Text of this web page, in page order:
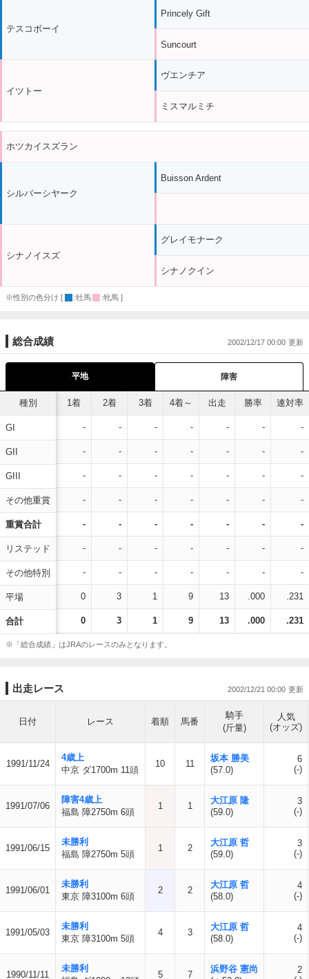
テスコボーイ
イツトー
Princely Gift
Suncourt
ヴエンチア
ミスマルミチ
ホツカイスズラン
シルバーシヤーク
シナノイスズ
Buisson Ardent
グレイモナーク
シナノクイン
※性別の色分け [ :牡馬 :牝馬 ]
総合成績 2002/12/17 00:00
平地 障害
種別
GI
GII
GIII
その他重賞
重賞合計
リステッド
その他特別
平場
合計
1着 2着 3着 4着～ 出走 勝率 連対率
- - - - - - -
- - - - - - -
- - - - - - -
- - - - - - -
- - - - - - -
- - - - - - -
- - - - - - -
0 3 1 9 13 .000 .231
0 3 1 9 13 .000 .231
※「総合成績」はJRAのレースのみとなります。
出走レース 2002/12/21 00:00
日付 レース 着順 馬番
騎手
(斤量)
人気
(オッズ)
1991/11/24
4歳上
中京 ダ1700m 11頭
10 11
坂本 勝美
(57.0)
6
(-)
1991/07/06
障害4歳上
福島 障2750m 6頭
1 1
大江原 隆
(59.0)
3
(-)
1991/06/15
未勝利
福島 障2750m 5頭
1 2
大江原 哲
(59.0)
3
(-)
1991/06/01
未勝利
東京 障3100m 6頭
2 2
大江原 哲
(58.0)
4
(-)
1991/05/03
未勝利
東京 障3100m 5頭
4 3
大江原 哲
(58.0)
4
(-)
1990/11/11
未勝利
5 7
浜野谷 憲尚
2